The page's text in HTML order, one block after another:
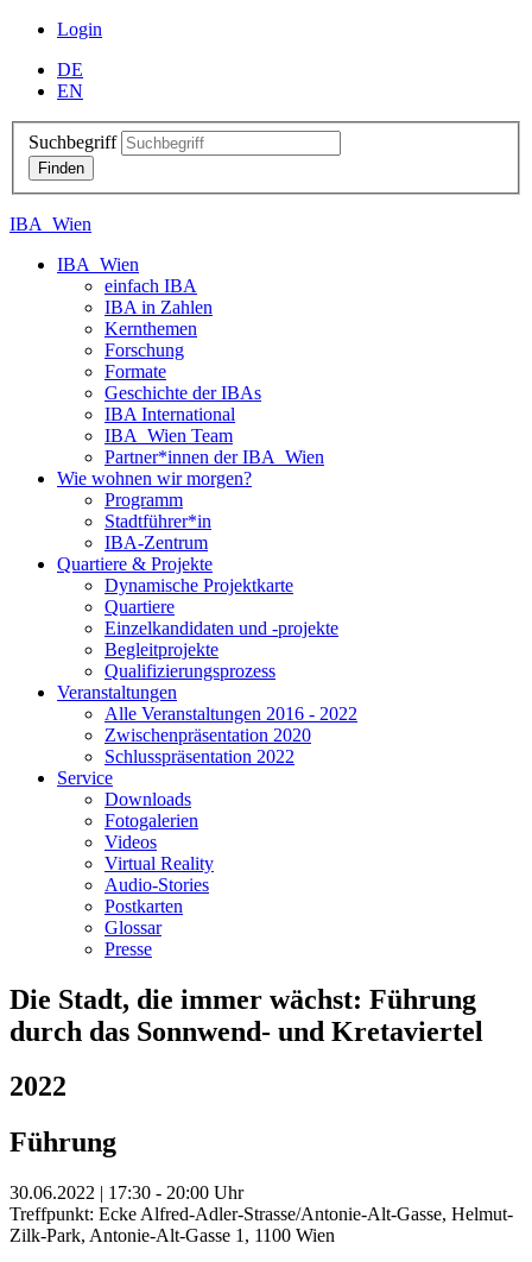
Login
DE
EN
Suchbegriff
IBA_Wien
IBA_Wien
einfach IBA
IBA in Zahlen
Kernthemen
Forschung
Formate
Geschichte der IBAs
IBA International
IBA_Wien Team
Partner*innen der IBA_Wien
Wie wohnen wir morgen?
Programm
Stadtführer*in
IBA-Zentrum
Quartiere & Projekte
Dynamische Projektkarte
Quartiere
Einzelkandidaten und -projekte
Begleitprojekte
Qualifizierungsprozess
Veranstaltungen
Alle Veranstaltungen 2016 - 2022
Zwischenpräsentation 2020
Schlusspräsentation 2022
Service
Downloads
Fotogalerien
Videos
Virtual Reality
Audio-Stories
Postkarten
Glossar
Presse
Die Stadt, die immer wächst: Führung
durch das Sonnwend- und Kretaviertel
2022
Führung
30.06.2022 | 17:30 - 20:00 Uhr
Treffpunkt: Ecke Alfred-Adler-Strasse/Antonie-Alt-Gasse, Helmut-
Zilk-Park, Antonie-Alt-Gasse 1, 1100 Wien